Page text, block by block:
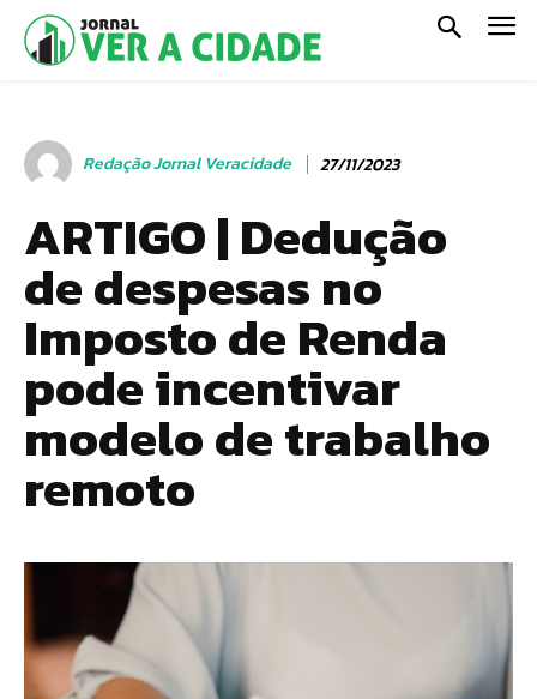
Redação Jornal Veracidade 27/11/2023
ARTIGO | Dedução
de despesas no
Imposto de Renda
pode incentivar
modelo de trabalho
remoto